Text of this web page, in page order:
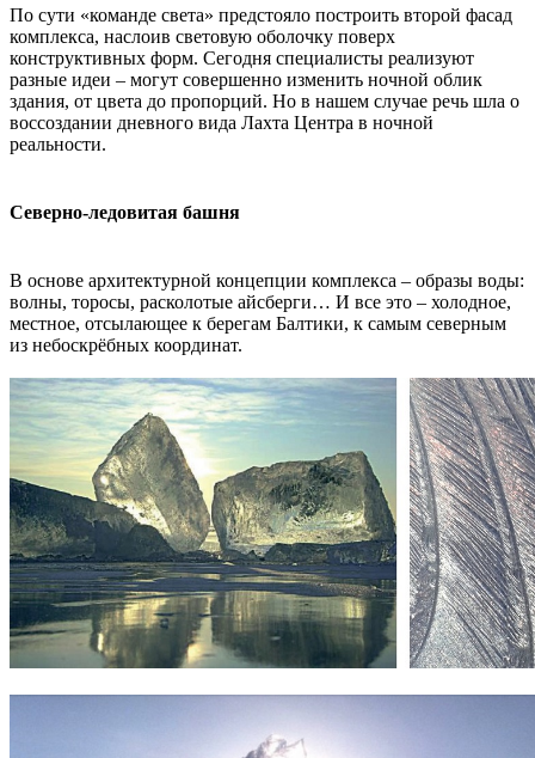
По сути «команде света» предстояло построить второй фасад
комплекса, наслоив световую оболочку поверх
конструктивных форм. Сегодня специалисты реализуют
разные идеи – могут совершенно изменить ночной облик
здания, от цвета до пропорций. Но в нашем случае речь шла о
воссоздании дневного вида Лахта Центра в ночной
реальности.
Северно-ледовитая башня
В основе архитектурной концепции комплекса – образы воды:
волны, торосы, расколотые айсберги… И все это – холодное,
местное, отсылающее к берегам Балтики, к самым северным
из небоскрёбных координат.